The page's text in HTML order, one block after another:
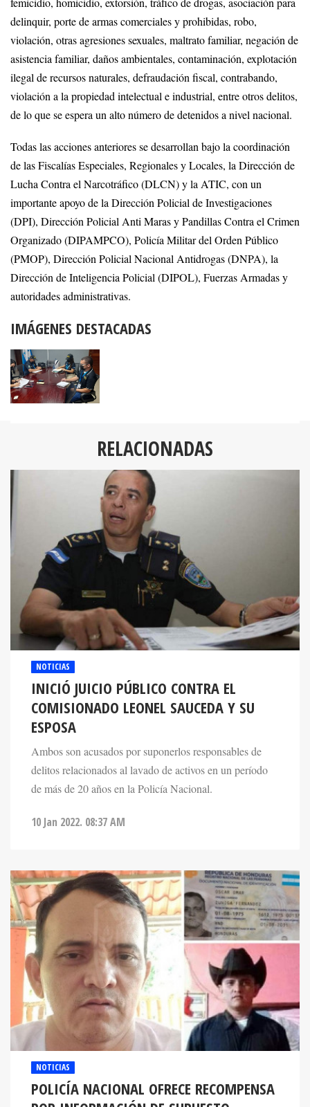
delinquir, porte de armas comerciales y prohibidas, robo,
violación, otras agresiones sexuales, maltrato familiar, negación de
asistencia familiar, daños ambientales, contaminación, explotación
ilegal de recursos naturales, defraudación fiscal, contrabando,
violación a la propiedad intelectual e industrial, entre otros delitos,
de lo que se espera un alto número de detenidos a nivel nacional.
Todas las acciones anteriores se desarrollan bajo la coordinación
de las Fiscalías Especiales, Regionales y Locales, la Dirección de
Lucha Contra el Narcotráfico (DLCN) y la ATIC, con un
importante apoyo de la Dirección Policial de Investigaciones
(DPI), Dirección Policial Anti Maras y Pandillas Contra el Crimen
Organizado (DIPAMPCO), Policía Militar del Orden Público
(PMOP), Dirección Policial Nacional Antidrogas (DNPA), la
Dirección de Inteligencia Policial (DIPOL), Fuerzas Armadas y
autoridades administrativas.
IMÁGENES DESTACADAS
RELACIONADAS
NOTICIAS
INICIÓ JUICIO PÚBLICO CONTRA EL
COMISIONADO LEONEL SAUCEDA Y SU
ESPOSA
Ambos son acusados por suponerlos responsables de
delitos relacionados al lavado de activos en un período
de más de 20 años en la Policía Nacional.
10 Jan 2022. 08:37 AM
NOTICIAS
POLICÍA NACIONAL OFRECE RECOMPENSA